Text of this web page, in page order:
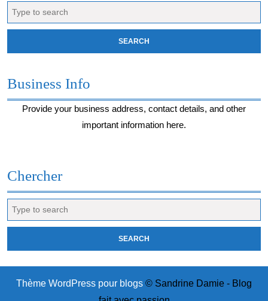
for:
Business Info
Provide your business address, contact details, and other
important information here.
Chercher
for:
Thème WordPress pour blogs © Sandrine Damie - Blog